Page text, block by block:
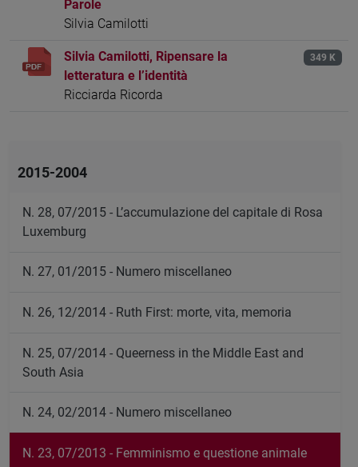
Parole
Silvia Camilotti
Silvia Camilotti, Ripensare la
letteratura e l’identità
Ricciarda Ricorda
349 K
2015-2004
N. 28, 07/2015 - L’accumulazione del capitale di Rosa
Luxemburg
N. 27, 01/2015 - Numero miscellaneo
N. 26, 12/2014 - Ruth First: morte, vita, memoria
N. 25, 07/2014 - Queerness in the Middle East and
South Asia
N. 24, 02/2014 - Numero miscellaneo
N. 23, 07/2013 - Femminismo e questione animale